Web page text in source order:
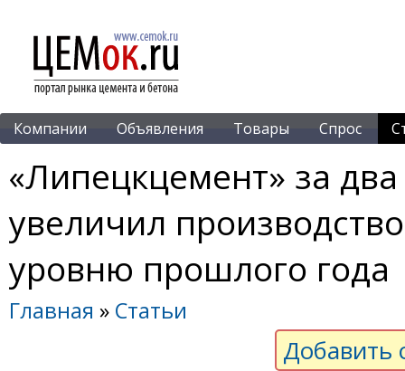
Компании Объявления Товары Спрос
«Липецкцемент» за
увеличил
уровню прошлого года
Главная » Статьи
Добавить